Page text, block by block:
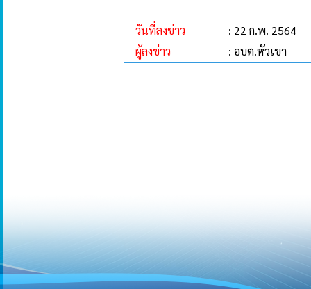
วันที่ลงข่าว
: 22 ก.พ. 2564
ผู้ลงข่าว
: อบต.หัวเขา